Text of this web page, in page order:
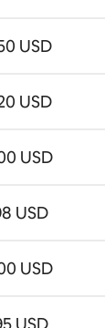
USD
USD
USD
USD
USD
USD